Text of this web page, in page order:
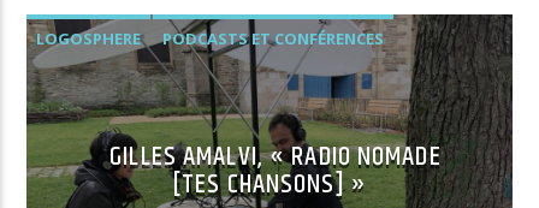
LOGOSPHERE PODCASTS ET CONFÉRENCES
GILLES AMALVI, « RADIO NOMADE
[TES CHANSONS] »